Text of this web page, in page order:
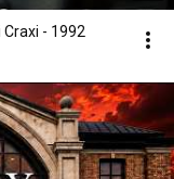
- 1992